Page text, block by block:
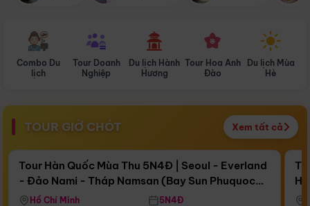
Combo Du
lịch
Tour Doanh
Nghiệp
Du lịch Hành
Hương
Tour Hoa Anh
Đào
Du lịch Mùa
Hè
TOUR GIỜ CHÓT Xem tất cả
Còn16 ngày 16:58:26
Bay Sun Phuquoc Airways
Điểm nổi bật
Tour Hàn Quốc Mùa Thu 5N4Đ | Seoul - Everland
- Đảo Nami - Tháp Namsan (Bay Sun Phuquoc
Airways)
Hồ Chí Minh 5N4Đ